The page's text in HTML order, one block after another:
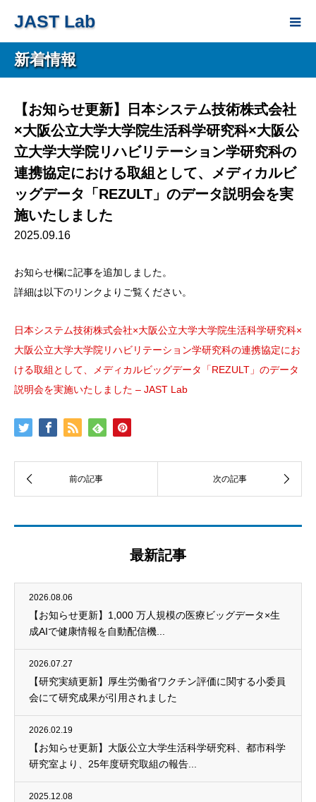
JAST Lab
新着情報
【お知らせ更新】日本システム技術株式会社
×大阪公立大学大学院生活科学研究科×大阪公
立大学大学院リハビリテーション学研究科の
連携協定における取組として、メディカルビ
ッグデータ「REZULT」のデータ説明会を実
施いたしました
2025.09.16
お知らせ欄に記事を追加しました。
詳細は以下のリンクよりご覧ください。
日本システム技術株式会社×大阪公立大学大学院生活科学研究科×
大阪公立大学大学院リハビリテーション学研究科の連携協定にお
ける取組として、メディカルビッグデータ「REZULT」のデータ
説明会を実施いたしました – JAST Lab
最新記事
2026.08.06
【お知らせ更新】1,000 万人規模の医療ビッグデータ×生
成AIで健康情報を自動配信機...
2026.07.27
【研究実績更新】厚生労働省ワクチン評価に関する小委員
会にて研究成果が引用されました
2026.02.19
【お知らせ更新】大阪公立大学生活科学研究科、都市科学
研究室より、25年度研究取組の報告...
2025.12.08